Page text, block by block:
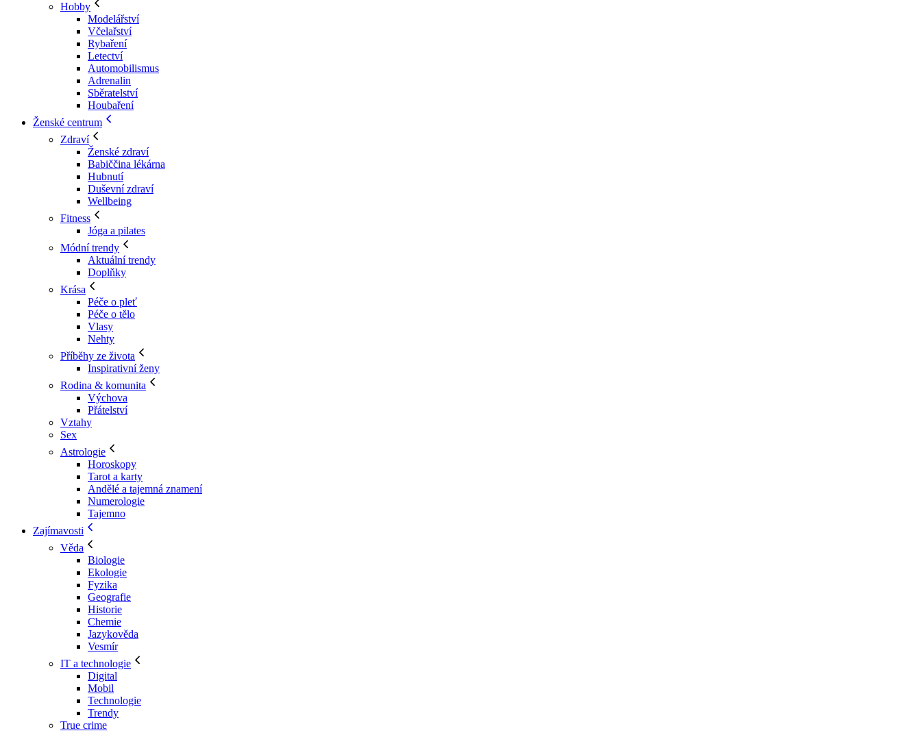
Hobby
Modelářství
Včelařství
Rybaření
Letectví
Automobilismus
Adrenalin
Sběratelství
Houbaření
Ženské centrum
Zdraví
Ženské zdraví
Babiččina lékárna
Hubnutí
Duševní zdraví
Wellbeing
Fitness
Jóga a pilates
Módní trendy
Aktuální trendy
Doplňky
Krása
Péče o pleť
Péče o tělo
Vlasy
Nehty
Příběhy ze života
Inspirativní ženy
Rodina & komunita
Výchova
Přátelství
Vztahy
Sex
Astrologie
Horoskopy
Tarot a karty
Andělé a tajemná znamení
Numerologie
Tajemno
Zajímavosti
Věda
Biologie
Ekologie
Fyzika
Geografie
Historie
Chemie
Jazykověda
Vesmír
IT a technologie
Digital
Mobil
Technologie
Trendy
True crime